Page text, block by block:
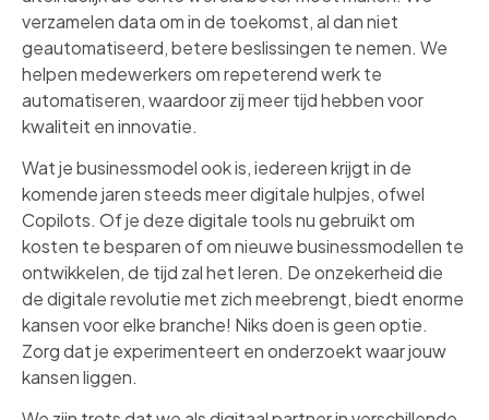
verzamelen data om in de toekomst, al dan niet
geautomatiseerd, betere beslissingen te nemen. We
helpen medewerkers om repeterend werk te
automatiseren, waardoor zij meer tijd hebben voor
kwaliteit en innovatie.
Wat je businessmodel ook is, iedereen krijgt in de
komende jaren steeds meer digitale hulpjes, ofwel
Copilots. Of je deze digitale tools nu gebruikt om
kosten te besparen of om nieuwe businessmodellen te
ontwikkelen, de tijd zal het leren. De onzekerheid die
de digitale revolutie met zich meebrengt, biedt enorme
kansen voor elke branche! Niks doen is geen optie.
Zorg dat je experimenteert en onderzoekt waar jouw
kansen liggen.